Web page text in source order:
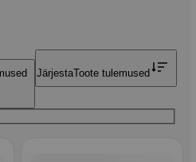
JärjestaToote tulemused